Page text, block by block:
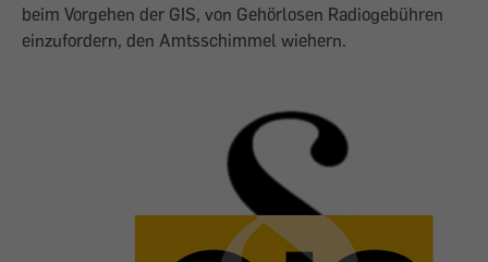
beim Vorgehen der GIS, von Gehörlosen Radiogebühren
einzufordern, den Amtsschimmel wiehern.